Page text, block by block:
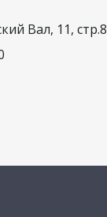
Вал, 11, стр.8